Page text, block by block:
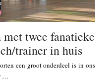
twee fanatieke
trainer in huis
een groot onderdeel is in ons
…